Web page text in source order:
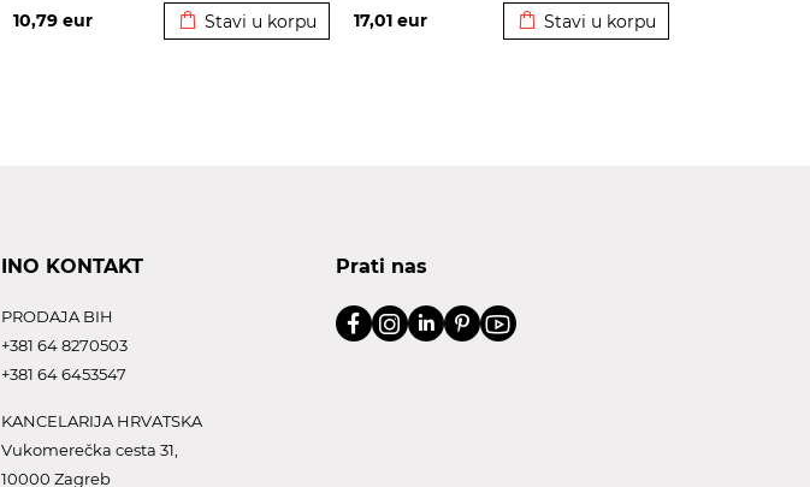
10,79 eur Stavi u korpu 17,01 eur Stavi u korpu
INO KONTAKT
PRODAJA BIH
+381 64 8270503
+381 64 6453547
KANCELARIJA HRVATSKA
Vukomerečka cesta 31,
10000 Zagreb
Prati nas